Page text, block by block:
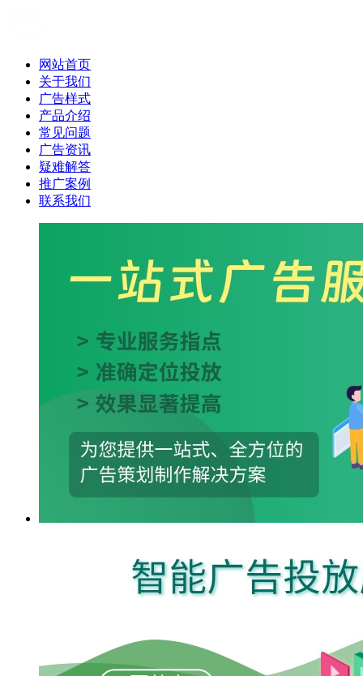
网站首页
关于我们
广告样式
产品介绍
常见问题
广告资讯
疑难解答
推广案例
联系我们